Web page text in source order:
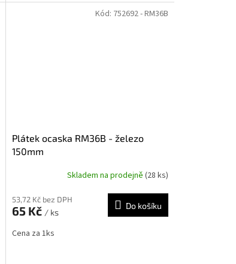
Plátek ocaska RM36B - železo
150mm
Skladem na prodejně (28 ks)
53,72 Kč bez DPH
65 Kč / ks
Do košíku
Cena za 1ks
Kód: 752692 - RM36B